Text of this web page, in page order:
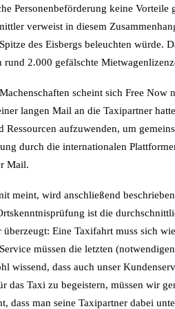
Personenbeförderung keine
verweist in diesem
des Eisbergs beleuchten würde.
rund 2.000 gefälschte
scheint sich Free
langen Mail an die Taxipartner
Ressourcen aufzuwenden, um
durch die internationalen
Mail.
meint, wird anschließend
ist die
Eine Taxifahrt muss sich
müssen die letzten
wissend, dass auch unser
das Taxi zu begeistern, müssen wir
dass man seine Taxipartner dabei